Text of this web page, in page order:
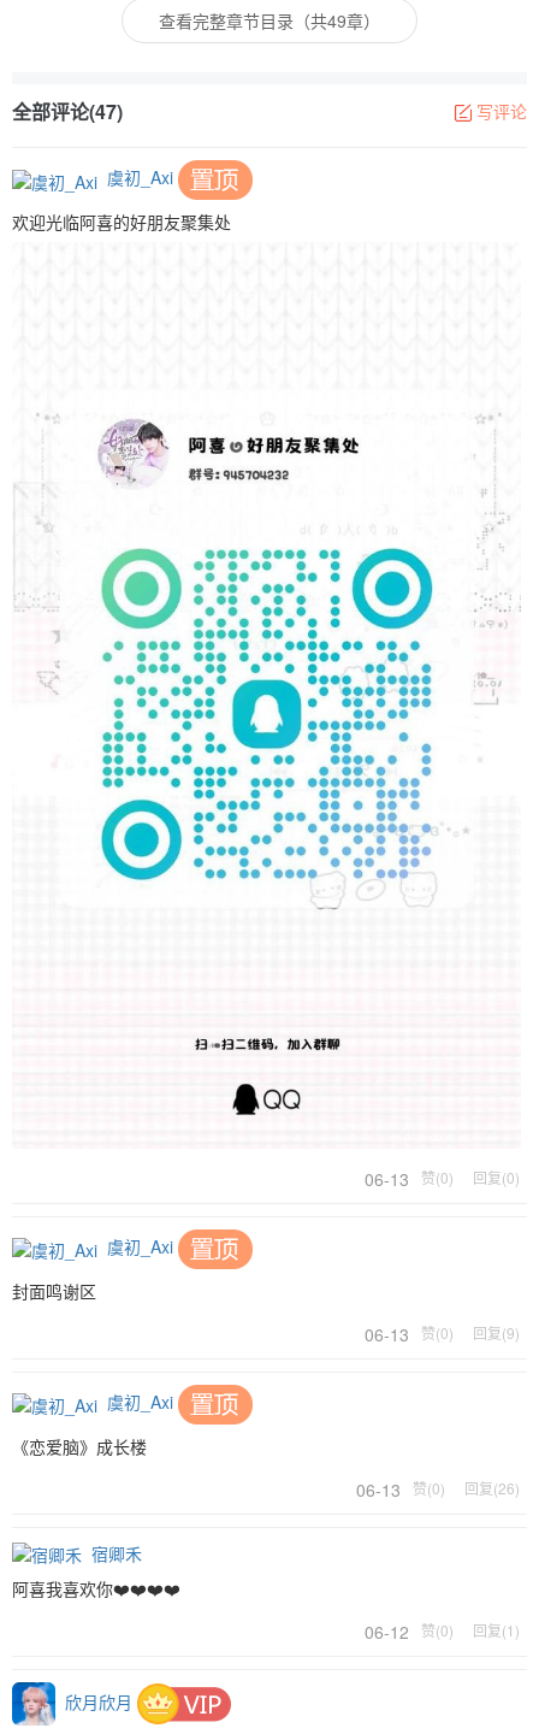
查看完整章节目录（共49章）
全部评论(47) 写评论
虞初_Axi
欢迎光临阿喜的好朋友聚集处
06-13 赞(0) 回复(0)
虞初_Axi
封面鸣谢区
06-13
赞(0) 回复(9)
虞初_Axi
《恋爱脑》成长楼
06-13
赞(0) 回复(26)
宿卿禾
阿喜我喜欢你❤️❤️❤️❤️
06-12
赞(0) 回复(1)
欣月欣月